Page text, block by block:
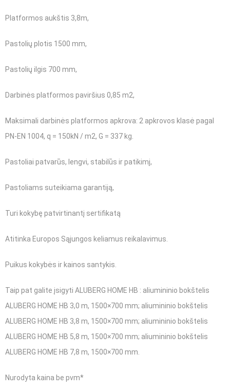
Platformos aukštis 3,8m,
Pastolių plotis 1500 mm,
Pastolių ilgis 700 mm,
Darbinės platformos paviršius 0,85 m2,
Maksimali darbinės platformos apkrova: 2 apkrovos klasė pagal
PN-EN 1004, q = 150kN / m2, G = 337 kg.
Pastoliai patvarūs, lengvi, stabilūs ir patikimį,
Pastoliams suteikiama garantiją,
Turi kokybę patvirtinantį sertifikatą
Atitinka Europos Sąjungos keliamus reikalavimus.
Puikus kokybės ir kainos santykis.
Taip pat galite įsigyti ALUBERG HOME HB : aliumininio bokštelis
ALUBERG HOME HB 3,0 m, 1500×700 mm; aliumininio bokštelis
ALUBERG HOME HB 3,8 m, 1500×700 mm; aliumininio bokštelis
ALUBERG HOME HB 5,8 m, 1500×700 mm; aliumininio bokštelis
ALUBERG HOME HB 7,8 m, 1500×700 mm.
Nurodyta kaina be pvm*